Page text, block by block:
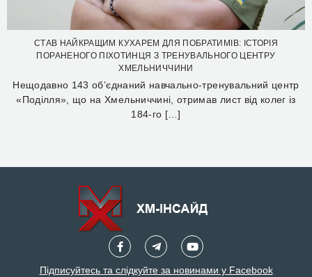
СТАВ НАЙКРАЩИМ КУХАРЕМ ДЛЯ ПОБРАТИМІВ: ІСТОРІЯ
ПОРАНЕНОГО ПІХОТИНЦЯ З ТРЕНУВАЛЬНОГО ЦЕНТРУ
ХМЕЛЬНИЧЧИНИ
Нещодавно 143 об’єднаний навчально-тренувальний центр
«Поділля», що на Хмельниччині, отримав лист від колег із
184-го […]
Підписуйтесь та слідкуйте за новинами у Facebook